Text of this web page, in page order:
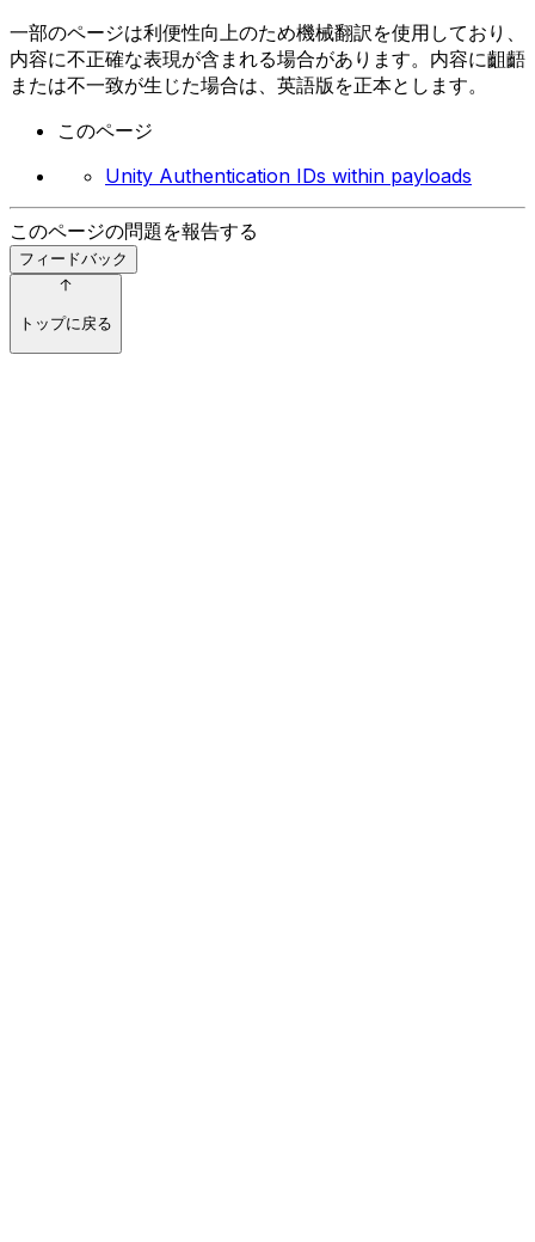
一部のページは利便性向上のため機械翻訳を使用しており、
内容に不正確な表現が含まれる場合があります。内容に齟齬
または不一致が生じた場合は、英語版を正本とします。
このページ
Unity Authentication IDs within payloads
このページの問題を報告する
フィードバック
トップに戻る